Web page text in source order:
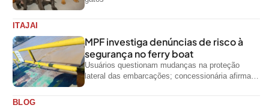
ITAJAI
MPF investiga denúncias de risco à
segurança no ferry boat
Usuários questionam mudanças na proteção
lateral das embarcações; concessionária afirma
BLOG